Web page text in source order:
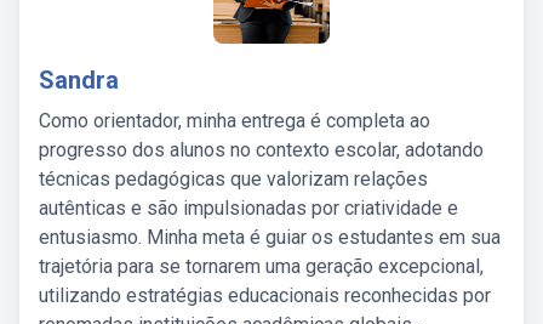
Sandra
Como orientador, minha entrega é completa ao
progresso dos alunos no contexto escolar, adotando
técnicas pedagógicas que valorizam relações
autênticas e são impulsionadas por criatividade e
entusiasmo. Minha meta é guiar os estudantes em sua
trajetória para se tornarem uma geração excepcional,
utilizando estratégias educacionais reconhecidas por